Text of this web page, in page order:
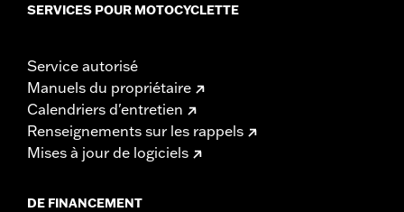
SERVICES POUR MOTOCYCLETTE
Service autorisé
Manuels du propriétaire
Calendriers d'entretien
Renseignements sur les rappels
Mises à jour de logiciels
DE FINANCEMENT